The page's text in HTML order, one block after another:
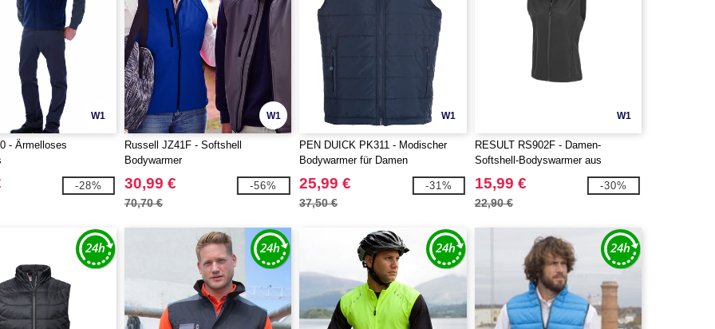
W1
- Ärmelloses
-28%
W1
Russell JZ41F - Softshell
Bodywarmer
30,99 €
70,70 €
-56%
W1
PEN DUICK PK311 - Modischer
Bodywarmer für Damen
25,99 €
37,50 €
-31%
W1
RESULT RS902F - Damen-
Softshell-Bodyswarmer aus
recyceltem Polyester
15,99 €
22,90 €
-30%